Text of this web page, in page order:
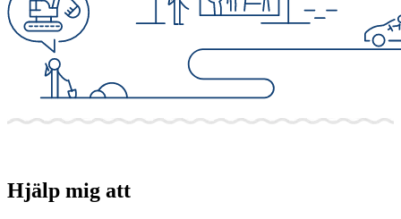
Hjälp mig att